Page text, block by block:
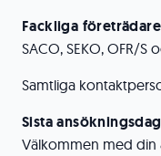
Fackliga
SACO, SEKO, OFR/S
Samtliga
Sista ansökningsdag
Välkommen med din